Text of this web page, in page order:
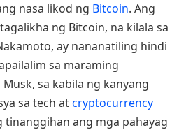
nasa likod ng Bitcoin. Ang
ng Bitcoin, na kilala sa
ay nananatiling hindi
sa maraming
sa kabila ng kanyang
sa tech atcryptocurrency
tinanggihan ang mga pahayag